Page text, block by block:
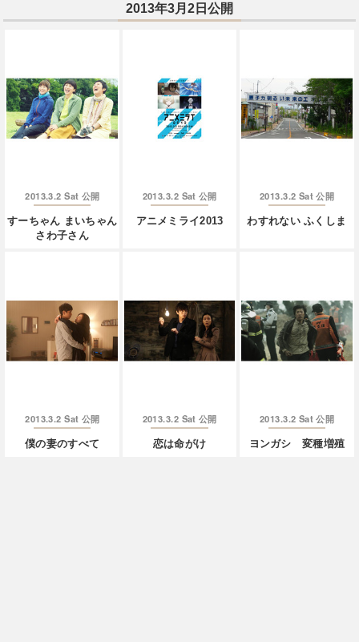
2013年3月2日公開
2013.3.2 Sat 公開
すーちゃん まいちゃん
さわ子さん
2013.3.2 Sat 公開
アニメミライ2013
2013.3.2 Sat 公開
わすれない ふくしま
2013.3.2 Sat 公開
僕の妻のすべて
2013.3.2 Sat 公開
恋は命がけ
2013.3.2 Sat 公開
ヨンガシ 変種増殖